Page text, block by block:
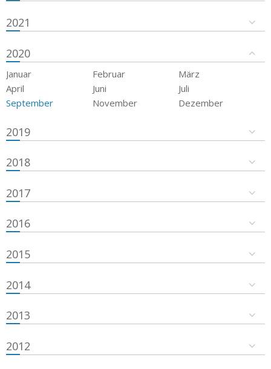
2021
2020
Januar Februar
März
April
Juni
Juli
September
November Dezember
2019
2018
2017
2016
2015
2014
2013
2012